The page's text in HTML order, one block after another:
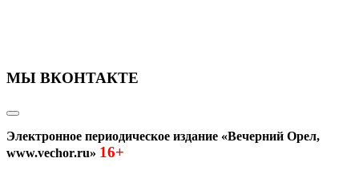
МЫ ВКОНТАКТЕ
Электронное периодическое издание «Вечерний Орел,
www.vechor.ru» 16+